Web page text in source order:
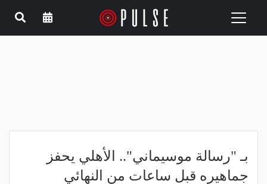
Toggle
بـ "رسالة موسيماني".. الأهلي يحفز
جماهيره قبل ساعات من النهائي